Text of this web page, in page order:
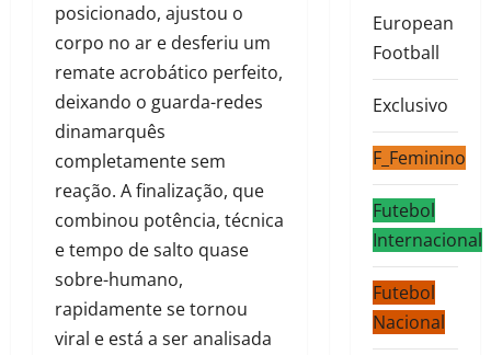
posicionado, ajustou o
corpo no ar e desferiu um
remate acrobático perfeito,
deixando o guarda-redes
dinamarquês
completamente sem
reação. A finalização, que
combinou potência, técnica
e tempo de salto quase
sobre-humano,
rapidamente se tornou
viral e está a ser analisada
European
Football
Exclusivo
F_Feminino
Futebol
Internacional
Futebol
Nacional